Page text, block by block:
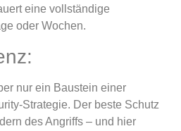
eine vollständige
oder Wochen.
nur ein Baustein einer
Strategie. Der beste Schutz
des Angriffs – und hier